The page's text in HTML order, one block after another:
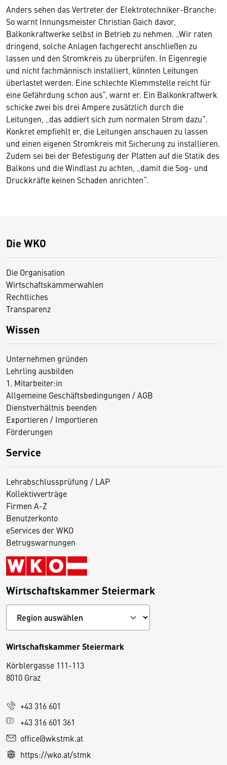
Anders sehen das Vertreter der Elektrotechniker-Branche:
So warnt Innungsmeister Christian Gaich davor,
Balkonkraftwerke selbst in Betrieb zu nehmen. „Wir raten
dringend, solche Anlagen fachgerecht anschließen zu
lassen und den Stromkreis zu überprüfen. In Eigenregie
und nicht fachmännisch installiert, könnten Leitungen
überlastet werden. Eine schlechte Klemmstelle reicht für
eine Gefährdung schon aus“, warnt er. Ein Balkonkraftwerk
schicke zwei bis drei Ampere zusätzlich durch die
Leitungen, „das addiert sich zum normalen Strom dazu“.
Konkret empfiehlt er, die Leitungen anschauen zu lassen
und einen eigenen Stromkreis mit Sicherung zu installieren.
Zudem sei bei der Befestigung der Platten auf die Statik des
Balkons und die Windlast zu achten, „damit die Sog- und
Druckkräfte keinen Schaden anrichten“.
Die WKO
Die Organisation
Wirtschaftskammerwahlen
Rechtliches
Transparenz
Wissen
Unternehmen gründen
Lehrling ausbilden
1. Mitarbeiter:in
Allgemeine Geschäftsbedingungen / AGB
Dienstverhältnis beenden
Exportieren / Importieren
Förderungen
Service
Lehrabschlussprüfung / LAP
Kollektivverträge
Firmen A-Z
Benutzerkonto
eServices der WKO
Betrugswarnungen
Wirtschaftskammer Steiermark
Wirtschaftskammer Steiermark
Körblergasse 111-113
8010 Graz
+43 316 601
+43 316 601 361
office@wkstmk.at
https://wko.at/stmk
D
i
s
e
S
e